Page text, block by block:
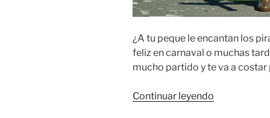
¿A tu peque le encantan los
feliz en carnaval o muchas
mucho partido y te va a
Continuar leyendo